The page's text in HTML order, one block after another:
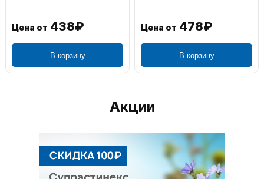
Цена от1 106₽ Цена от
Акции